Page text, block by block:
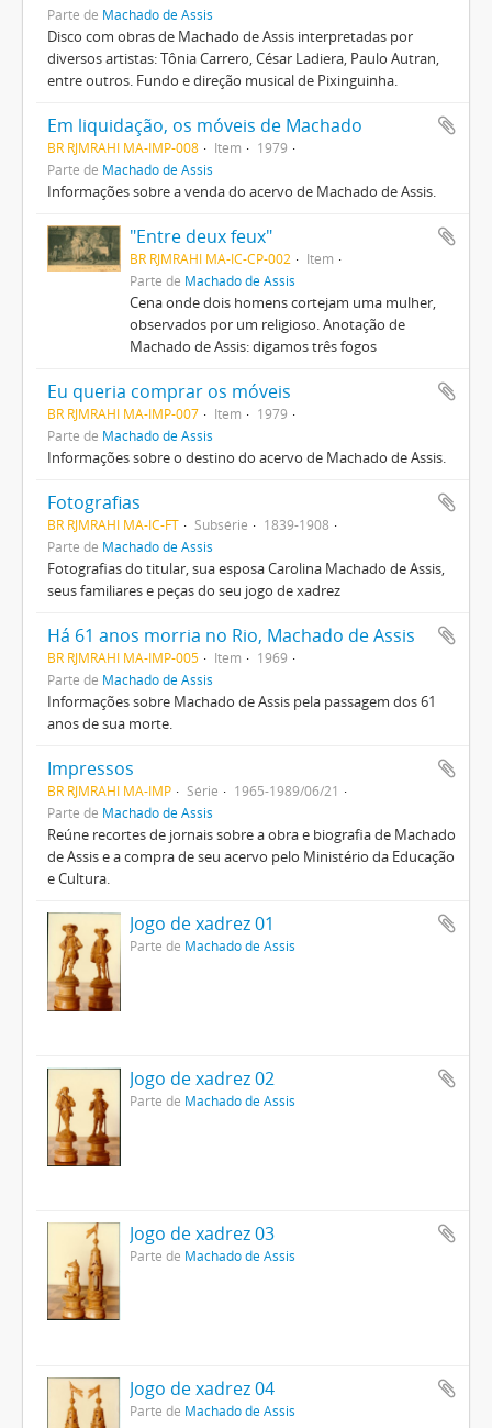
Parte de Machado de Assis
Disco com obras de Machado de Assis interpretadas por
diversos artistas: Tônia Carrero, César Ladiera, Paulo Autran,
entre outros. Fundo e direção musical de Pixinguinha.
Em liquidação, os móveis de Machado
BR RJMRAHI MA-IMP-008 Item
1979
Parte de Machado de Assis
Informações sobre a venda do acervo de Machado de Assis.
"Entre deux feux"
BR RJMRAHI MA-IC-CP-002
Item
Parte de Machado de Assis
Cena onde dois homens cortejam uma mulher,
observados por um religioso. Anotação de
Machado de Assis: digamos três fogos
Eu queria comprar os móveis
BR RJMRAHI MA-IMP-007 Item
1979
Parte de Machado de Assis
Informações sobre o destino do acervo de Machado de Assis.
Fotografias
BR RJMRAHI MA-IC-FT Subsérie
1839-1908
Parte de Machado de Assis
Fotografias do titular, sua esposa Carolina Machado de Assis,
seus familiares e peças do seu jogo de xadrez
Há 61 anos morria no Rio, Machado de Assis
BR RJMRAHI MA-IMP-005 Item
1969
Parte de Machado de Assis
Informações sobre Machado de Assis pela passagem dos 61
anos de sua morte.
Impressos
BR RJMRAHI MA-IMP Série
1965-1989/06/21
Parte de Machado de Assis
Reúne recortes de jornais sobre a obra e biografia de Machado
de Assis e a compra de seu acervo pelo Ministério da Educação
e Cultura.
Jogo de xadrez 01
Parte de Machado de Assis
Jogo de xadrez 02
Parte de Machado de Assis
Jogo de xadrez 03
Parte de Machado de Assis
Jogo de xadrez 04
Parte de Machado de Assis